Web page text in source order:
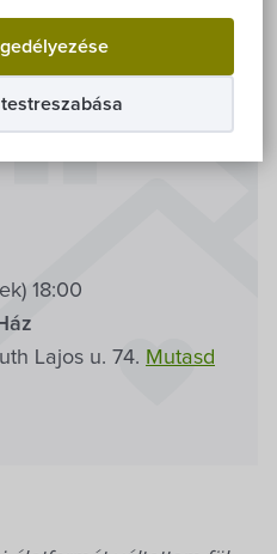
18:00
Lajos u. 74. Mutasd